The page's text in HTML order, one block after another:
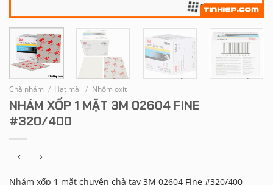
Chà nhám / Hạt mài / Nhôm oxit
NHÁM XỐP 1 MẶT 3M 02604 FINE
#320/400
Nhám xốp 1 mặt chuyên chà tay 3M 02604 Fine #320/400